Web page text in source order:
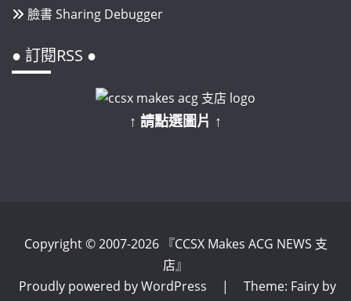
臉書 Sharing Debugger
● 訂閱RSS ●
↑ 請點選圖片 ↑
Copyright © 2007-2026 『CCSX Makes ACG NEWS 支
店』
Proudly powered by WordPress
|
Theme: Fairy by